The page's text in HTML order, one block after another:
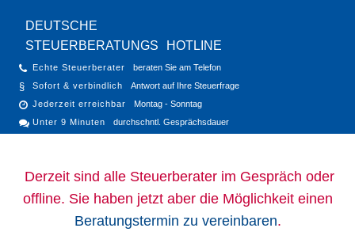
DEUTSCHE
STEUERBERATUNGS
HOTLINE
Echte Steuerberater
beraten Sie am Telefon
Sofort & verbindlich
Antwort auf Ihre Steuerfrage
Jederzeit erreichbar
Montag - Sonntag
Unter 9 Minuten
durchschntl. Gesprächsdauer
Derzeit sind alle Steuerberater im Gespräch oder
offline. Sie haben jetzt aber die Möglichkeit einen
Beratungstermin zu vereinbaren.